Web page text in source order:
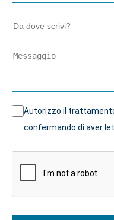
Autorizzo il
confermando di aver